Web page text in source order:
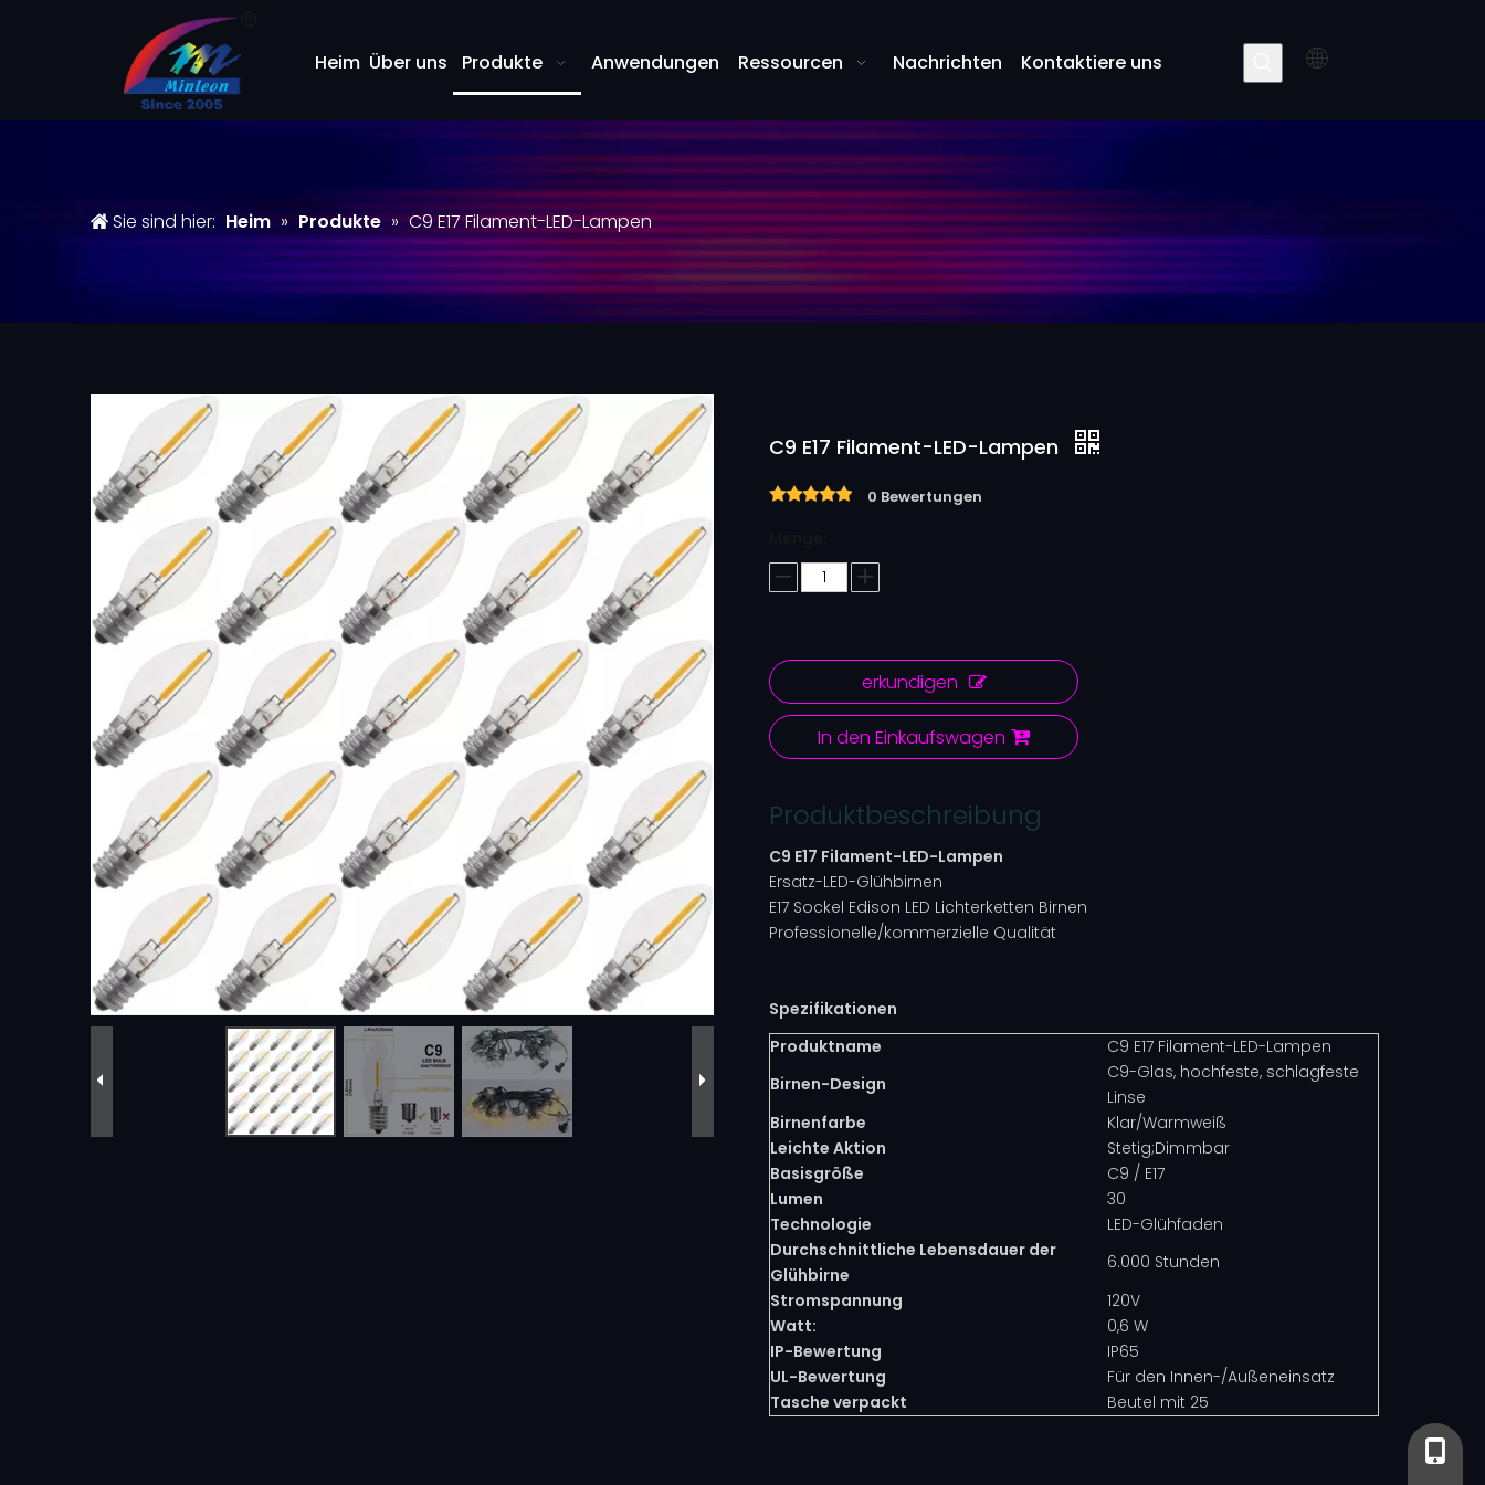
Heim Über uns Produkte Anwendungen Ressourcen Nachrichten Kontaktiere uns
Sie sind hier: Heim » Produkte » C9 E17 Filament-LED-Lampen
C9 E17 Filament-LED-Lampen
0 Bewertungen
erkundigen
In den Einkaufswagen
Produktbeschreibung
C9 E17 Filament-LED-Lampen
Ersatz-LED-Glühbirnen
E17 Sockel Edison LED Lichterketten Birnen
Professionelle/kommerzielle Qualität
Spezifikationen
Produktname
C9 E17 Filament-LED-Lampen
Birnen-Design
C9-Glas, hochfeste, schlagfeste
Linse
Birnenfarbe
Klar/Warmweiß
Leichte Aktion
Stetig;Dimmbar
Basisgröße
C9 / E17
Lumen
30
Technologie
LED-Glühfaden
Durchschnittliche Lebensdauer der
Glühbirne
6.000 Stunden
Stromspannung
120V
Watt:
0,6 W
IP-Bewertung
IP65
UL-Bewertung
Für den Innen-/Außeneinsatz
Tasche verpackt
Beutel mit 25
+86-
+86-